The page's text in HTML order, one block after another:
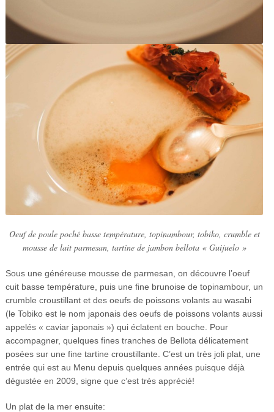
Oeuf de poule poché basse température, topinambour, tobiko, crumble et
mousse de lait parmesan, tartine de jambon bellota « Guijuelo »
Sous une généreuse mousse de parmesan, on découvre l’oeuf
cuit basse température, puis une fine brunoise de topinambour, un
crumble croustillant et des oeufs de poissons volants au wasabi
(le Tobiko est le nom japonais des oeufs de poissons volants aussi
appelés « caviar japonais ») qui éclatent en bouche. Pour
accompagner, quelques fines tranches de Bellota délicatement
posées sur une fine tartine croustillante. C’est un très joli plat, une
entrée qui est au Menu depuis quelques années puisque déjà
dégustée en 2009, signe que c’est très apprécié!
Un plat de la mer ensuite: